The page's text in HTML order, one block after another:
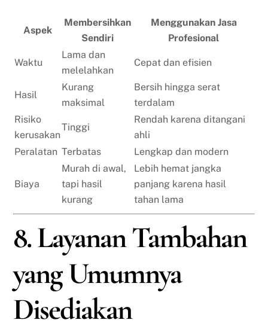
Aspek
Membersihkan
Sendiri
Menggunakan Jasa
Profesional
Waktu
Lama dan
melelahkan
Cepat dan efisien
Hasil
Kurang
maksimal
Bersih hingga serat
terdalam
Risiko
kerusakan
Tinggi
Rendah karena ditangani
ahli
Peralatan Terbatas Lengkap dan modern
Biaya
Murah di awal,
tapi hasil
kurang
Lebih hemat jangka
panjang karena hasil
tahan lama
8. Layanan Tambahan
yang Umumnya
Disediakan